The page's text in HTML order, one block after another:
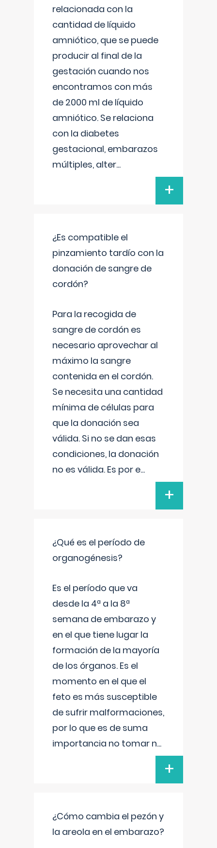
relacionada con la
cantidad de líquido
amniótico, que se puede
producir al final de la
gestación cuando nos
encontramos con más
de 2000 ml de líquido
amniótico. Se relaciona
con la diabetes
gestacional, embarazos
múltiples, alter...
+
¿Es compatible el
pinzamiento tardío con la
donación de sangre de
cordón?
Para la recogida de
sangre de cordón es
necesario aprovechar al
máximo la sangre
contenida en el cordón.
Se necesita una cantidad
mínima de células para
que la donación sea
válida. Si no se dan esas
condiciones, la donación
no es válida. Es por e...
+
¿Qué es el período de
organogénesis?
Es el período que va
desde la 4ª a la 8ª
semana de embarazo y
en el que tiene lugar la
formación de la mayoría
de los órganos. Es el
momento en el que el
feto es más susceptible
de sufrir malformaciones,
por lo que es de suma
importancia no tomar n...
+
¿Cómo cambia el pezón y
la areola en el embarazo?